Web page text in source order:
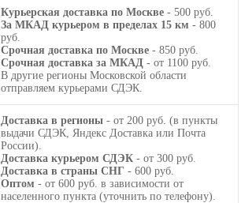
Курьерская доставка по Москве - 500 руб.
За МКАД курьером в пределах 15 км - 800
руб.
Срочная доставка по Москве - 850 руб.
Срочная доставка за МКАД - от 1100 руб.
В другие регионы Московской области
отправляем курьерами СДЭК.
Доставка в регионы - от 200 руб. (в пункты
выдачи СДЭК, Яндекс Доставка или Почта
России).
Доставка курьером СДЭК - от 300 руб.
Доставка в страны СНГ - 600 руб.
Оптом - от 600 руб. в зависимости от
населенного пункта (уточнить по телефону).